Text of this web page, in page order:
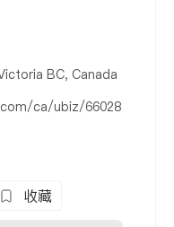
BC, Canada
ca/ubiz/66028
收藏